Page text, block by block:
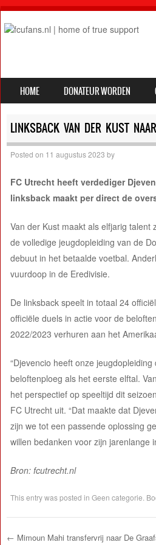
MENU
SKIP TO CONTENT
HOME DONATEUR WORDEN
LINKSBACK VAN DER KUST
Posted on 11 augustus 2023 by
FC Utrecht heeft verdediger
linksback maakt per direct de
Van der Kust maakt als elfjarig
de volledige jeugdopleiding van de
debuut in het betaalde voetbal.
vuurdoop in de Eredivisie.
De linksback speelt in totaal 24
officiële duels in actie voor de
2022/2023 verhuren aan het
“Djevencio heeft onze
beloftenploeg als het eerste elftal.
het perspectief op speeltijd dit
FC Utrecht uit. “Dat maakte dat
zijn we tot een passende oplossing
willen bedanken voor zijn jarenlange
Bron: fcutrecht.nl
This entry was posted in Geen categorie .
← Mimoun Mahi transfervrij naar De